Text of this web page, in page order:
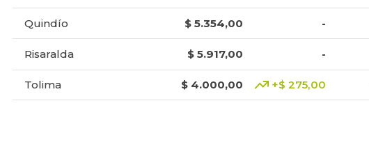
Quindío $ 5.354,00 -
Risaralda $ 5.917,00 -
Tolima $ 4.000,00 +$ 275,00